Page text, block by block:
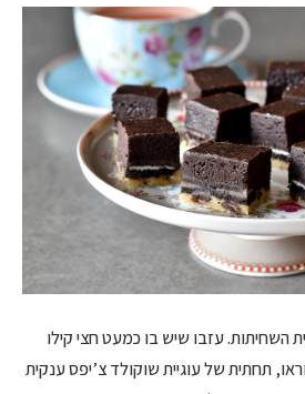
השחיתות. עזבו שיש בו כמעט חצי קילו
תחתית של עוגיית שוקולד צ’יפס ענקית